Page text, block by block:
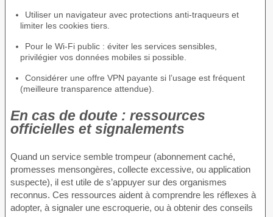
Utiliser un navigateur avec protections anti-traqueurs et
limiter les cookies tiers.
Pour le Wi-Fi public : éviter les services sensibles,
privilégier vos données mobiles si possible.
Considérer une offre VPN payante si l’usage est fréquent
(meilleure transparence attendue).
En cas de doute : ressources
officielles et signalements
Quand un service semble trompeur (abonnement caché,
promesses mensongères, collecte excessive, ou application
suspecte), il est utile de s’appuyer sur des organismes
reconnus. Ces ressources aident à comprendre les réflexes à
adopter, à signaler une escroquerie, ou à obtenir des conseils